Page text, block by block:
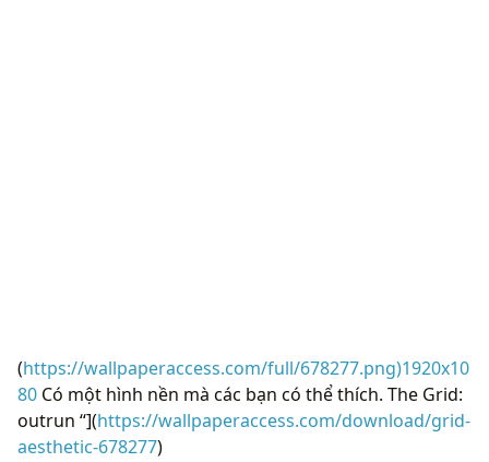
(https://wallpaperaccess.com/full/678277.png)1920x10
80 Có một hình nền mà các bạn có thể thích. The Grid:
outrun “](https://wallpaperaccess.com/download/grid-
aesthetic-678277)